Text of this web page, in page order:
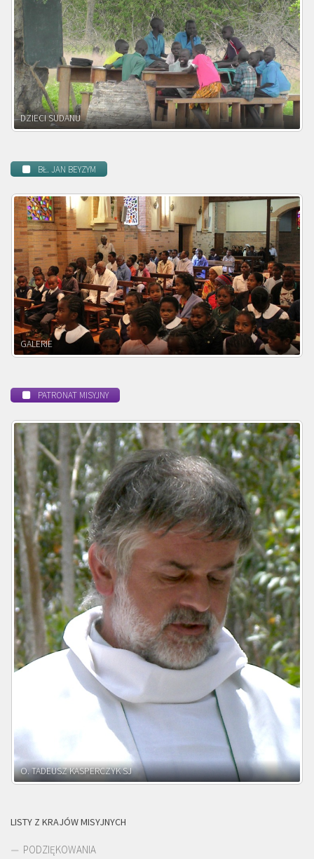
DZIECI ZAMBII
BŁ. JAN BEYZYM
POWOŁANIE MISYJNE
PATRONAT MISYJNY
O. ADNRZEJ LEŚNIARA SJ
LISTY Z KRAJÓW MISYJNYCH
PODZIĘKOWANIA